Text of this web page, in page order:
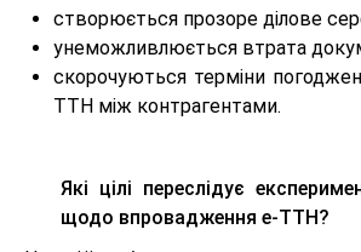
створюється прозоре ділове
унеможливлюється втрата
скорочуються терміни
ТТН між контрагентами.
Які цілі переслідує
щодо впровадження е-ТТН?